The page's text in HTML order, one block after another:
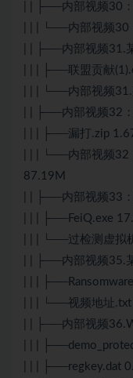
| | ├──内部视频30
| | | └──内部视频30
| | ├──内部视频31.
| | | ├──联盟贡献
| | | └──内部视频
| | ├──内部视频32
| | | ├──漏打.zip
| | | └──内部视频32
87.19M
| | ├──内部视频33
| | | ├──FeiQ.exe
| | | └──过检测虚拟
| | ├──内部视频35.
| | |
| | | └──视频地址
| | ├──内部视频
| | |
| | | ├──regkey.dat